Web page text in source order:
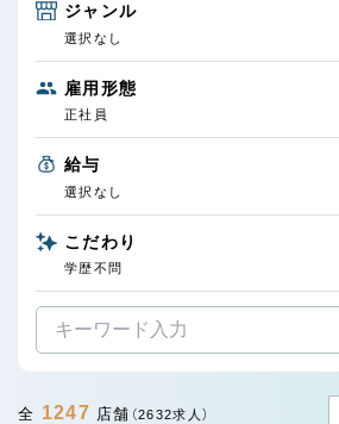
ジャンル
選択なし
雇用形態
正社員
給与
選択なし
こだわり
学歴不問
全 1247 店舗 （2632求人）